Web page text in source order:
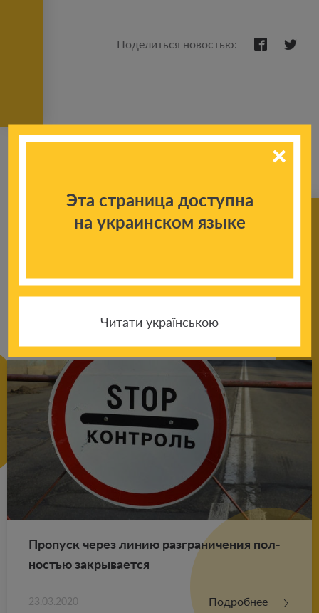
Поделиться новостью:
новостям
Про­пуск через линию раз­гра­ни­че­ния пол­
но­стью за­кры­ва­ет­ся
23.03.2020 Подробнее
Эта страница доступна
на украинском языке
Читати українською